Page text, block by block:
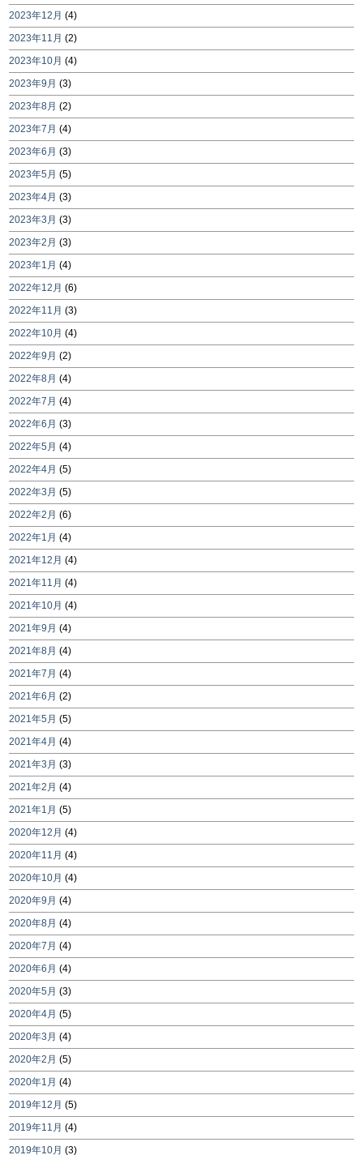
2023年12月 (4)
2023年11月 (2)
2023年10月 (4)
2023年9月 (3)
2023年8月 (2)
2023年7月 (4)
2023年6月 (3)
2023年5月 (5)
2023年4月 (3)
2023年3月 (3)
2023年2月 (3)
2023年1月 (4)
2022年12月 (6)
2022年11月 (3)
2022年10月 (4)
2022年9月 (2)
2022年8月 (4)
2022年7月 (4)
2022年6月 (3)
2022年5月 (4)
2022年4月 (5)
2022年3月 (5)
2022年2月 (6)
2022年1月 (4)
2021年12月 (4)
2021年11月 (4)
2021年10月 (4)
2021年9月 (4)
2021年8月 (4)
2021年7月 (4)
2021年6月 (2)
2021年5月 (5)
2021年4月 (4)
2021年3月 (3)
2021年2月 (4)
2021年1月 (5)
2020年12月 (4)
2020年11月 (4)
2020年10月 (4)
2020年9月 (4)
2020年8月 (4)
2020年7月 (4)
2020年6月 (4)
2020年5月 (3)
2020年4月 (5)
2020年3月 (4)
2020年2月 (5)
2020年1月 (4)
2019年12月 (5)
2019年11月 (4)
2019年10月 (3)